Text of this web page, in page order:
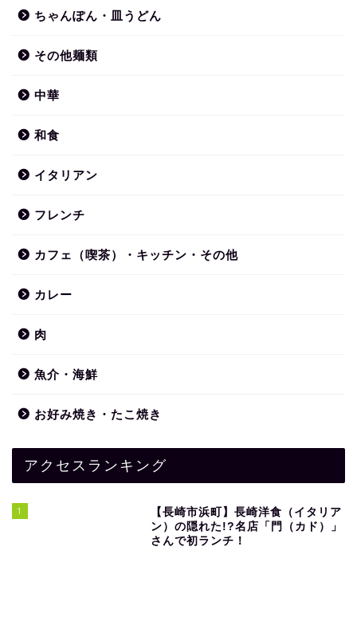
ちゃんぽん・皿うどん
その他麺類
中華
和食
イタリアン
フレンチ
カフェ（喫茶）・キッチン・その他
カレー
肉
魚介・海鮮
お好み焼き・たこ焼き
アクセスランキング
1
【長崎市浜町】長崎洋食（イタリア
ン）の隠れた!?名店「門（カド）」
さんで初ランチ！